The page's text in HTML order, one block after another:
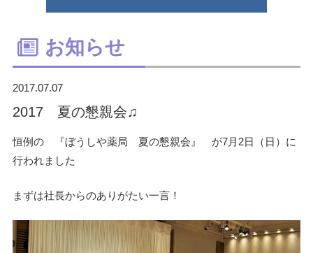
お知らせ
2017.07.07
2017 夏の懇親会♫
恒例の 『ぼうしや薬局 夏の懇親会』 が7月2日（日）に
行われました
まずは社長からのありがたい一言！